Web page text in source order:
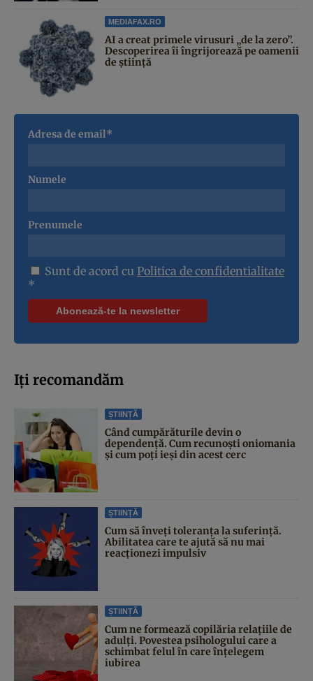
MEDIAFAX.RO
AI a creat primele virusuri „de la zero”.
Descoperirea îi îngrijorează pe oamenii
de știință
Adresa de email*
Numele
Prenumele
Sunt de acord cu Politica de confidentialitate
*
Iți recomandăm
ȘTIINȚĂ
Când cumpărăturile devin o
dependență. Cum recunoști oniomania
și cum poți ieși din acest cerc
ȘTIINȚĂ
Cum să înveți toleranța la suferință.
Abilitatea care te ajută să nu mai
reacționezi impulsiv
ȘTIINȚĂ
Cum ne formează copilăria relațiile de
adulți. Povestea psihologului care a
schimbat felul în care înțelegem
iubirea